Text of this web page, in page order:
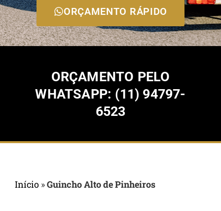
ORÇAMENTO RÁPIDO
ORÇAMENTO PELO
WHATSAPP: (11) 94797-
6523
Início »Guincho Alto de Pinheiros